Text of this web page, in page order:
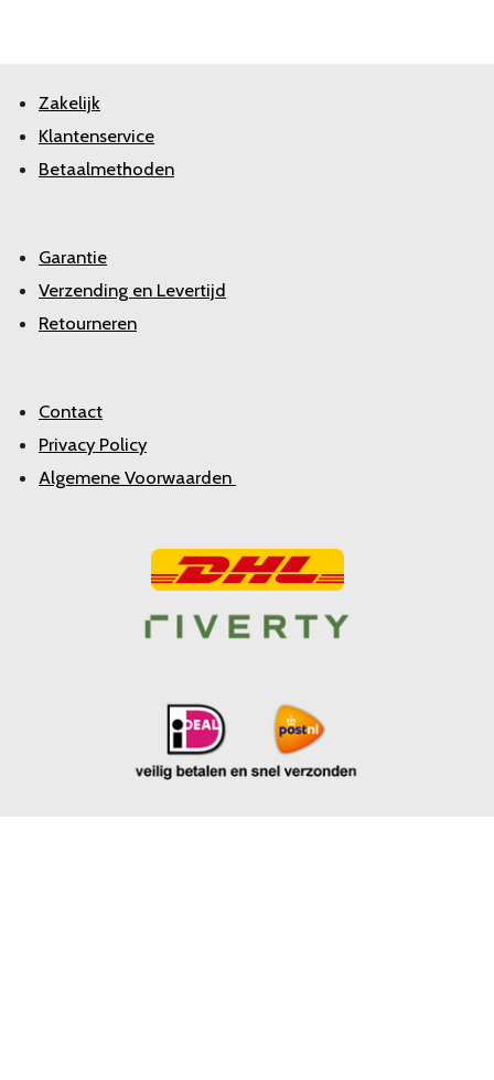
Zakelijk
Klantenservice
Betaalmethoden
Garantie
Verzending en Levertijd
Retourneren
Contact
Privacy Policy
Algemene Voorwaarden